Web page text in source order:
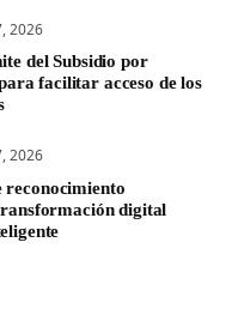
2026
del Subsidio por
facilitar acceso de los
2026
reconocimiento
digital